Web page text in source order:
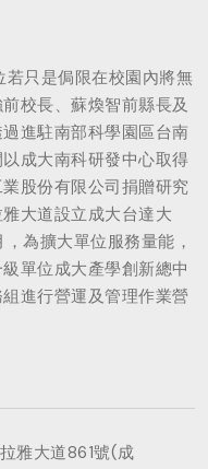
只是侷限在校園內將無
校長、蘇煥智前縣長及
進駐南部科學園區台南
成大南科研發中心取得
股份有限公司捐贈研究
大道設立成大台達大
為擴大單位服務量能，
單位成大產學創新總中
進行營運及管理作業營
雅大道861號(成